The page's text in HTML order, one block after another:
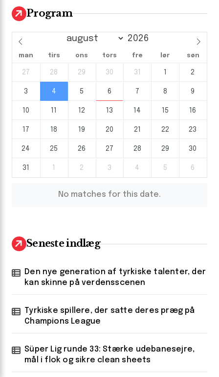
Program
man tirs ons tors fre lør søn
27 28 29 30 31 1 2
3 4 5 6 7 8 9
10 11 12 13 14 15 16
17 18 19 20 21 22 23
24 25 26 27 28 29 30
31 1 2 3 4 5 6
No matches for this date.
Seneste indlæg
Den nye generation af tyrkiske talenter, der
kan skinne på verdensscenen
Tyrkiske spillere, der satte deres præg på
Champions League
Süper Lig runde 33: Stærke udebanesejre,
mål i flok og sikre clean sheets